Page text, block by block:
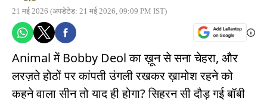
21 मई 2026 (अपडेटेड: 21 मई 2026, 09:09 PM IST)
Animal में Bobby Deol का ख़ून से सना चेहरा, और
लरज़ते होठों पर कांपती उंगली रखकर ख़ामोश रहने को
कहने वाला सीन तो याद ही होगा? सिहरन सी दौड़ गई बॉबी